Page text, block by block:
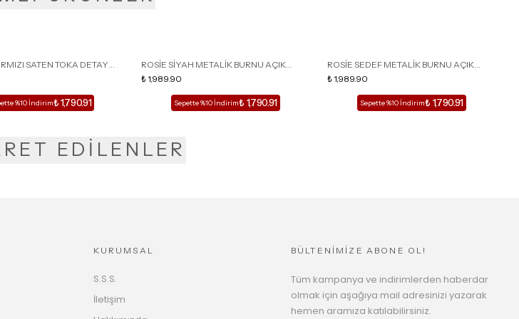
SATEN TOKA DETAY
KADIN TOPUKLU TERLİK
%10 İndirim₺ 1,790.91
ROSİE SİYAH METALİK BURNU AÇIK
DETAY KAFESLİ KADIN TOPUKLU TERLİK
₺ 1,989.90
Sepette %10 İndirim₺ 1,790.91
ROSİE SEDEF METALİK BURNU AÇIK
DETAY KAFESLİ KADIN TOPUKLU TERLİK
₺ 1,989.90
Sepette %10 İndirim₺ 1,790.91
EDİLENLER
KURUMSAL
S.S.S.
İletişim
BÜLTENİMİZE ABONE OL!
Tüm kampanya ve indirimlerden haberdar
olmak için aşağıya mail adresinizi yazarak
hemen aramıza katılabilirsiniz.